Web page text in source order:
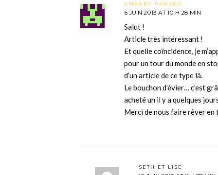
AMAURY HANSER
6 JUIN 2013 AT 10 H 28 MIN
Salut !
Article très intéressant !
Et quelle coïncidence, je
pour un tour du monde en
d’un article de ce type là.
Le bouchon d’évier… c’est
acheté un il y a quelques
Merci de nous faire rêver en
SETH ET LISE